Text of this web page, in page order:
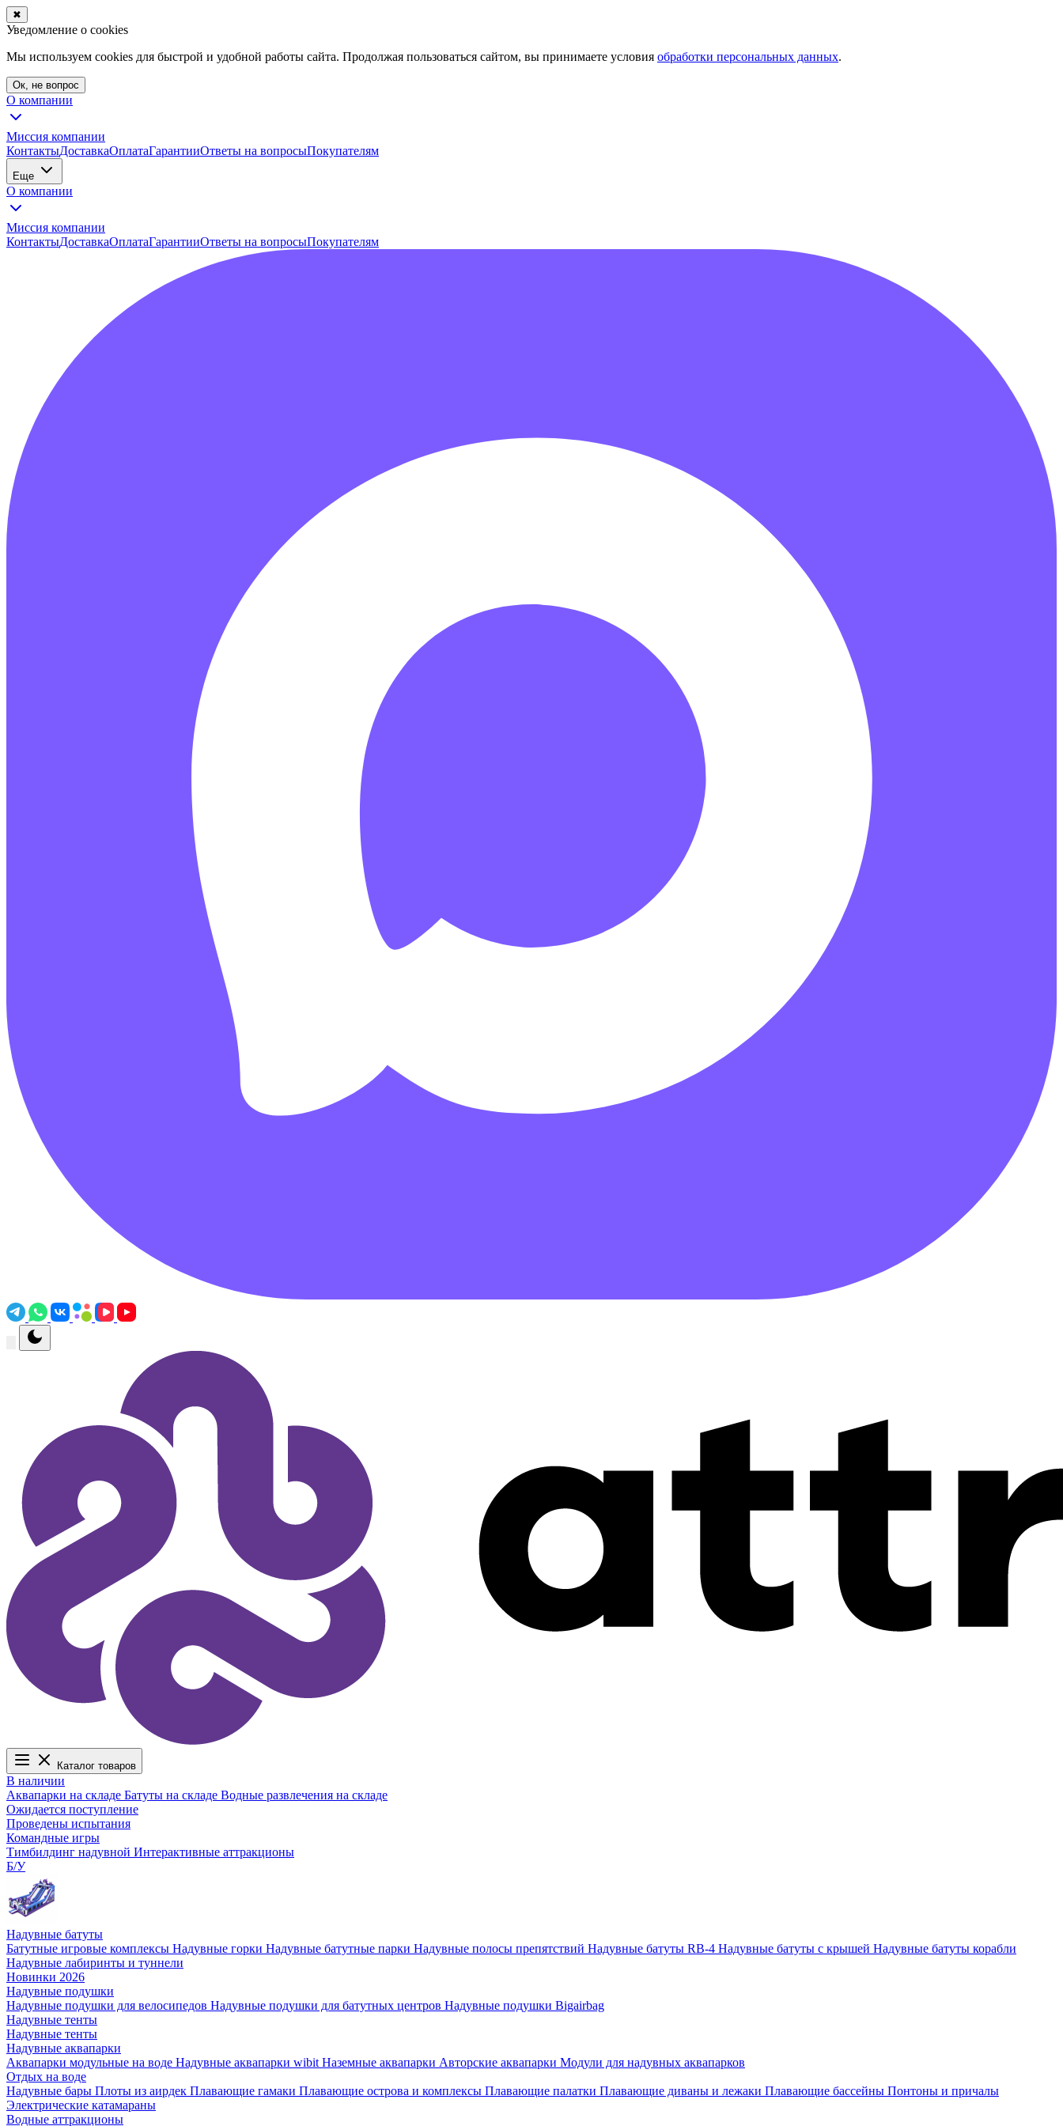
✖
Уведомление о cookies
Мы используем cookies для быстрой и удобной работы сайта. Продолжая пользоваться сайтом, вы принимаете условия обработки персональных данных.
Ок, не вопрос
О компании
Миссия компании
КонтактыДоставкаОплатаГарантииОтветы на вопросыПокупателям
Еще
О компании
Миссия компании
КонтактыДоставкаОплатаГарантииОтветы на вопросыПокупателям
Каталог товаров
В наличии
Аквапарки на складе Батуты на складе Водные развлечения на складе
Ожидается поступление
Проведены испытания
Командные игры
Тимбилдинг надувной Интерактивные аттракционы
Б/У
Надувные батуты
Батутные игровые комплексы Надувные горки Надувные батутные парки Надувные полосы препятствий Надувные батуты RB-4 Надувные батуты с крышей Надувные батуты корабли
Надувные лабиринты и туннели
Новинки 2026
Надувные подушки
Надувные подушки для велосипедов Надувные подушки для батутных центров Надувные подушки Bigairbag
Надувные тенты
Надувные тенты
Надувные аквапарки
Аквапарки модульные на воде Надувные аквапарки wibit Наземные аквапарки Авторские аквапарки Модули для надувных аквапарков
Отдых на воде
Надувные бары Плоты из аирдек Плавающие гамаки Плавающие острова и комплексы Плавающие палатки Плавающие диваны и лежаки Плавающие бассейны Понтоны и причалы
Электрические катамараны
Водные аттракционы